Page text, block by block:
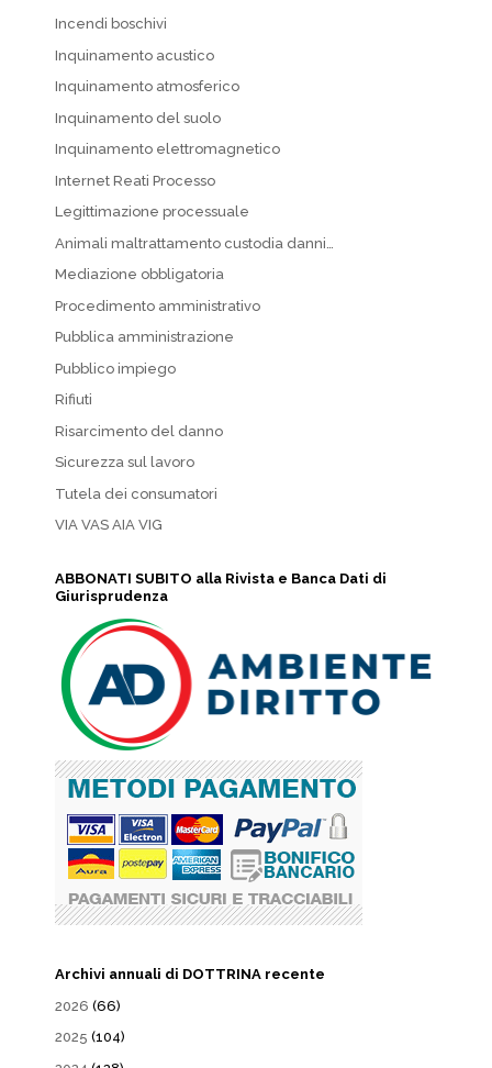
Incendi boschivi
Inquinamento acustico
Inquinamento atmosferico
Inquinamento del suolo
Inquinamento elettromagnetico
Internet Reati Processo
Legittimazione processuale
Animali maltrattamento custodia danni…
Mediazione obbligatoria
Procedimento amministrativo
Pubblica amministrazione
Pubblico impiego
Rifiuti
Risarcimento del danno
Sicurezza sul lavoro
Tutela dei consumatori
VIA VAS AIA VIG
ABBONATI SUBITO alla Rivista e Banca Dati di
Giurisprudenza
Archivi annuali di DOTTRINA recente
2026 (66)
2025 (104)